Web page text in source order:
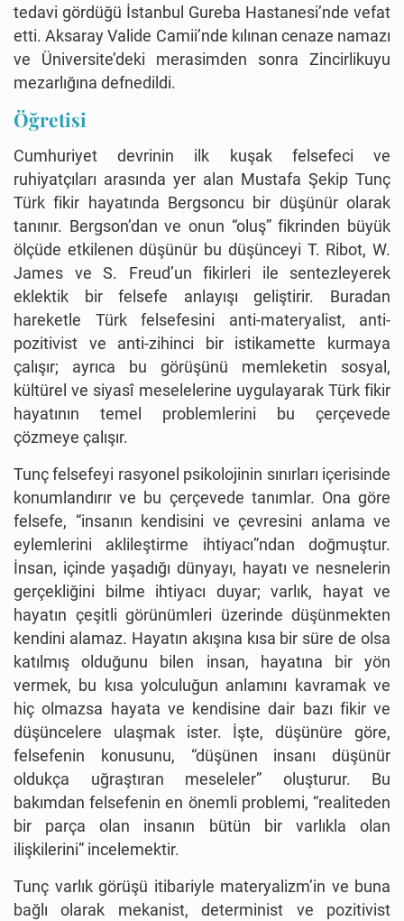
tedavi gördüğü İstanbul Gureba Hastanesi’nde vefat
etti. Aksaray Valide Camii’nde kılınan cenaze namazı
ve Üniversite’deki merasimden sonra Zincirlikuyu
mezarlığına defnedildi.
Öğretisi
Cumhuriyet devrinin ilk kuşak felsefeci ve
ruhiyatçıları arasında yer alan Mustafa Şekip Tunç
Türk fikir hayatında Bergsoncu bir düşünür olarak
tanınır. Bergson’dan ve onun “oluş” fikrinden büyük
ölçüde etkilenen düşünür bu düşünceyi T. Ribot, W.
James ve S. Freud’un fikirleri ile sentezleyerek
eklektik bir felsefe anlayışı geliştirir. Buradan
hareketle Türk felsefesini anti-materyalist, anti-
pozitivist ve anti-zihinci bir istikamette kurmaya
çalışır; ayrıca bu görüşünü memleketin sosyal,
kültürel ve siyasî meselelerine uygulayarak Türk fikir
hayatının temel problemlerini bu çerçevede
çözmeye çalışır.
Tunç felsefeyi rasyonel psikolojinin sınırları içerisinde
konumlandırır ve bu çerçevede tanımlar. Ona göre
felsefe, “insanın kendisini ve çevresini anlama ve
eylemlerini aklileştirme ihtiyacı”ndan doğmuştur.
İnsan, içinde yaşadığı dünyayı, hayatı ve nesnelerin
gerçekliğini bilme ihtiyacı duyar; varlık, hayat ve
hayatın çeşitli görünümleri üzerinde düşünmekten
kendini alamaz. Hayatın akışına kısa bir süre de olsa
katılmış olduğunu bilen insan, hayatına bir yön
vermek, bu kısa yolculuğun anlamını kavramak ve
hiç olmazsa hayata ve kendisine dair bazı fikir ve
düşüncelere ulaşmak ister. İşte, düşünüre göre,
felsefenin konusunu, “düşünen insanı düşünür
oldukça uğraştıran meseleler” oluşturur. Bu
bakımdan felsefenin en önemli problemi, “realiteden
bir parça olan insanın bütün bir varlıkla olan
ilişkilerini” incelemektir.
Tunç varlık görüşü itibariyle materyalizm’in ve buna
bağlı olarak mekanist, determinist ve pozitivist